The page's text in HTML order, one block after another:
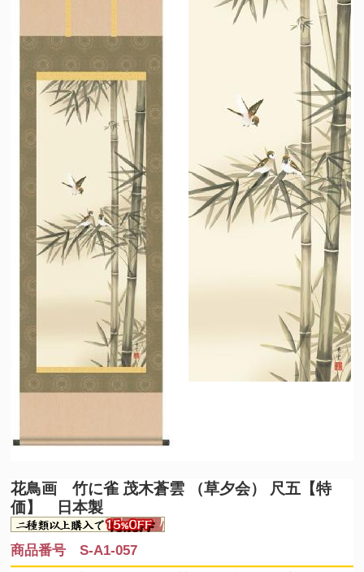
花鳥画 竹に雀 茂木蒼雲 （草夕会） 尺五【特
価】 日本製
商品番号 S-A1-057